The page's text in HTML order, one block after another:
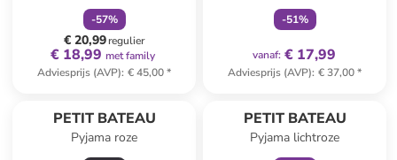
-57%
€ 20,99regulier
€ 18,99 met family
Adviesprijs (AVP): € 45,00*
-51%
vanaf: € 17,99
Adviesprijs (AVP): € 37,00*
PETIT BATEAU
Pyjama roze
PETIT BATEAU
Pyjama lichtroze